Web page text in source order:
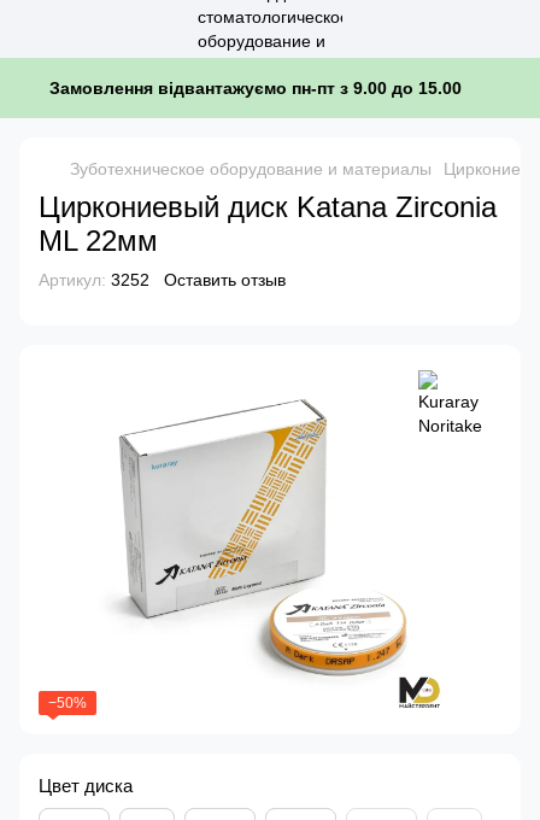
Замовлення відвантажуємо пн-пт з 9.00 до 15.00
Зуботехническое оборудование и материалы
Циркониевый диск Katana Zirconia
ML 22мм
Артикул: 3252 Оставить отзыв
−50%
Цвет диска